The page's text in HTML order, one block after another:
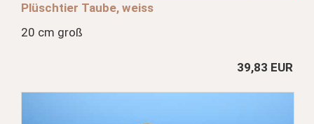
Plüschtier Taube, weiss
20 cm groß
39,83 EUR